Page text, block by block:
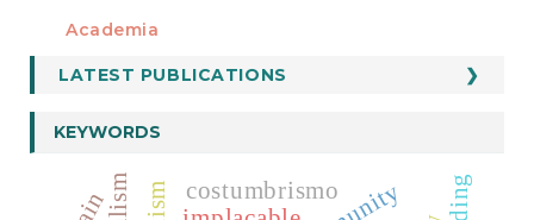
Academia
LATEST PUBLICATIONS
KEYWORDS
costumbrismo